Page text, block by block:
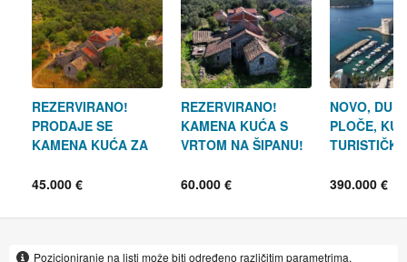
REZERVIRANO!
PRODAJE SE
KAMENA KUĆA ZA
ŠIPANU!
45.000 €
REZERVIRANO!
KAMENA KUĆA S
VRTOM NA ŠIPANU!
60.000 €
NOVO,
PLOČE,
TURISTIČKI
ZIDIN
390.000 €
Pozicioniranje na listi može biti određeno različitim parametrima.